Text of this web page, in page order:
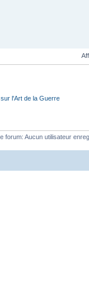
l'Art de la Guerre
forum: Aucun utilisateur